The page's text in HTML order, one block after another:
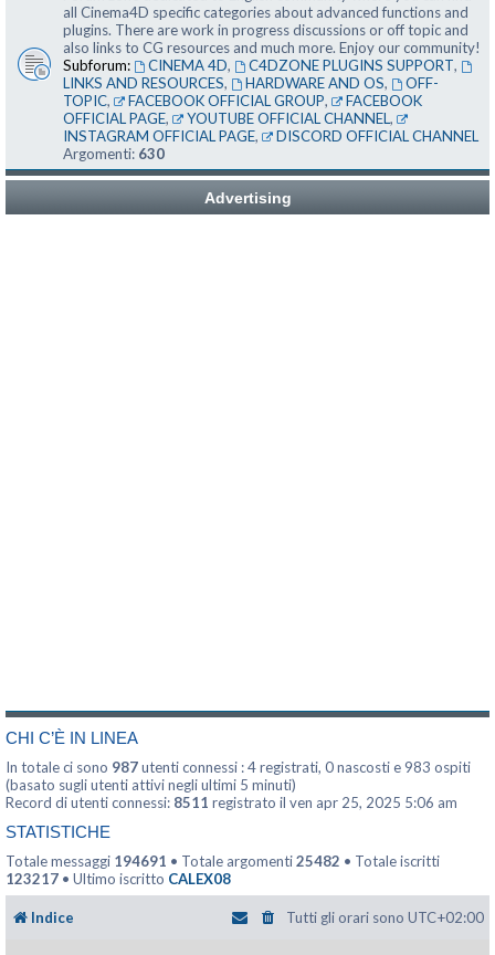
all Cinema4D specific categories about advanced functions and
plugins. There are work in progress discussions or off topic and
also links to CG resources and much more. Enjoy our community!
Subforum:
CINEMA 4D, C4DZONE PLUGINS SUPPORT,
LINKS AND RESOURCES, HARDWARE AND OS,
OFF-
TOPIC, FACEBOOK OFFICIAL GROUP,
FACEBOOK
OFFICIAL PAGE, YOUTUBE OFFICIAL CHANNEL,
INSTAGRAM OFFICIAL PAGE,
DISCORD OFFICIAL CHANNEL
Argomenti: 630
Advertising
CHI C’È IN LINEA
In totale ci sono 987utenti connessi : 4 registrati, 0 nascosti e 983 ospiti
(basato sugli utenti attivi negli ultimi 5 minuti)
Record di utenti connessi: 8511 registrato il ven apr 25, 2025 5:06 am
STATISTICHE
Totale messaggi 194691 • Totale argomenti25482 • Totale iscritti
123217 • Ultimo iscritto CALEX08
Indice Tutti gli orari sono UTC+02:00